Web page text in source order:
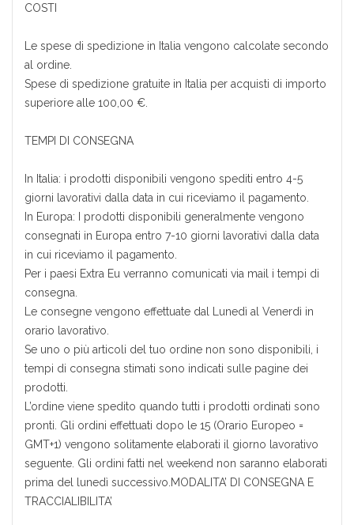
COSTI
Le spese di spedizione in Italia vengono calcolate secondo
al ordine.
Spese di spedizione gratuite in Italia per acquisti di importo
superiore alle 100,00 €.
TEMPI DI CONSEGNA
In Italia: i prodotti disponibili vengono spediti entro 4-5
giorni lavorativi dalla data in cui riceviamo il pagamento.
In Europa: I prodotti disponibili generalmente vengono
consegnati in Europa entro 7-10 giorni lavorativi dalla data
in cui riceviamo il pagamento.
Per i paesi Extra Eu verranno comunicati via mail i tempi di
consegna.
Le consegne vengono effettuate dal Lunedì al Venerdì in
orario lavorativo.
Se uno o più articoli del tuo ordine non sono disponibili, i
tempi di consegna stimati sono indicati sulle pagine dei
prodotti.
L’ordine viene spedito quando tutti i prodotti ordinati sono
pronti. Gli ordini effettuati dopo le 15 (Orario Europeo =
GMT+1) vengono solitamente elaborati il giorno lavorativo
seguente. Gli ordini fatti nel weekend non saranno elaborati
prima del lunedì successivo.MODALITA’ DI CONSEGNA E
TRACCIALIBILITA’